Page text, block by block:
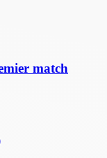
match